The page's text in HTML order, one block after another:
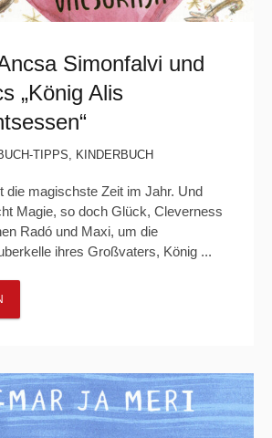
Simonfalvi und
„König Alis
TIPPS, KINDERBUCH
die magischste Zeit im Jahr. Und
Magie, so doch Glück, Cleverness
Radó und Maxi, um die
ihres Großvaters, König ...